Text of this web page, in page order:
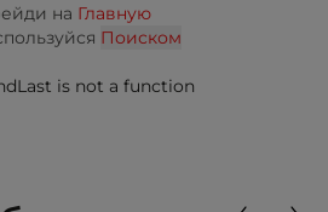
на Главную
Поиском
is not a function